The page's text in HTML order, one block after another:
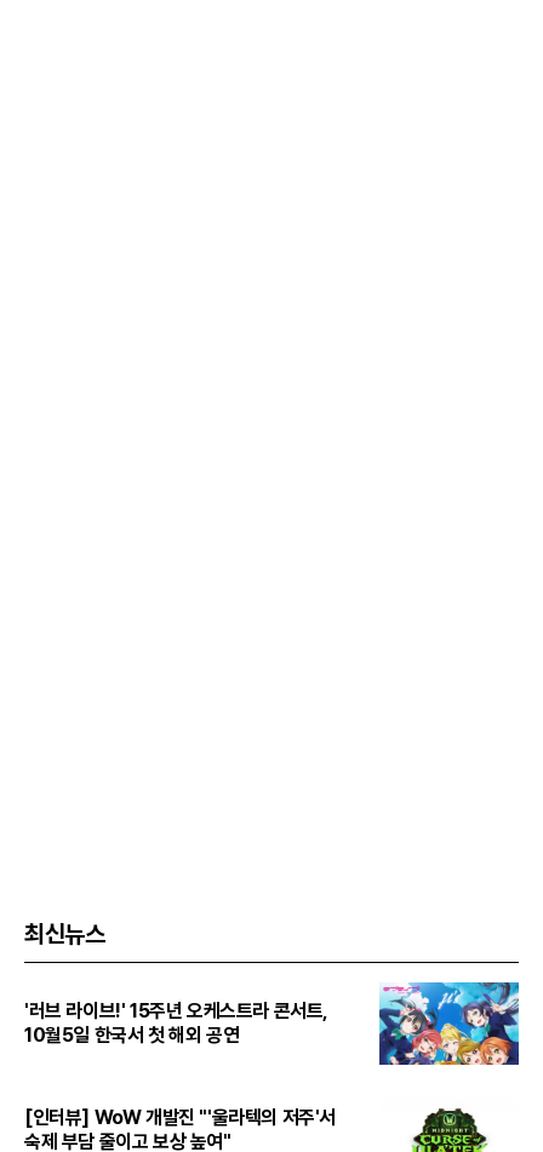
최신뉴스
'러브 라이브!' 15주년 오케스트라 콘서트,
10월5일 한국서 첫 해외 공연
[인터뷰] WoW 개발진 "'울라텍의 저주'서
숙제 부담 줄이고 보상 높여"